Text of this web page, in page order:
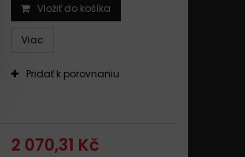
Vložiť do košíka
Viac
Pridať k porovnaniu
2 070,31 Kč